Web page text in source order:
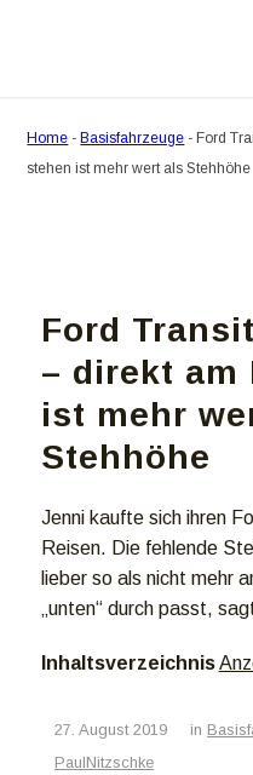
Home - Basisfahrzeuge - Ford
stehen ist mehr wert als Stehhöhe
Ford
– direkt am
ist mehr
Stehhöhe
Jenni kaufte sich ihren
Reisen. Die fehlende
lieber so als nicht mehr
„unten“ durch passt,
Inhaltsverzeichnis
27. August 2019 in
PaulNitzschke